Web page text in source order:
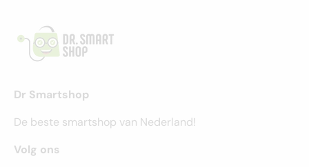
Dr Smartshop
De beste smartshop van Nederland!
Volg ons